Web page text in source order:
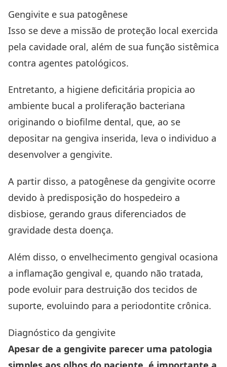
Gengivite e sua patogênese
Isso se deve a missão de proteção local exercida
pela cavidade oral, além de sua função sistêmica
contra agentes patológicos.
Entretanto, a higiene deficitária propicia ao
ambiente bucal a proliferação bacteriana
originando o biofilme dental, que, ao se
depositar na gengiva inserida, leva o individuo a
desenvolver a gengivite.
A partir disso, a patogênese da gengivite ocorre
devido à predisposição do hospedeiro a
disbiose, gerando graus diferenciados de
gravidade desta doença.
Além disso, o envelhecimento gengival ocasiona
a inflamação gengival e, quando não tratada,
pode evoluir para destruição dos tecidos de
suporte, evoluindo para a periodontite crônica.
Diagnóstico da gengivite
Apesar de a gengivite parecer uma patologia